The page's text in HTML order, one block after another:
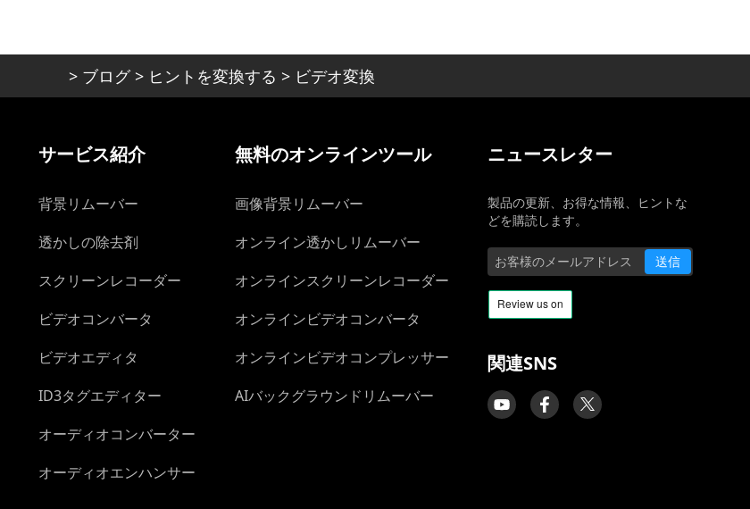
> ブログ> ヒントを変換する > ビデオ変換
サービス紹介
背景リムーバー
透かしの除去剤
スクリーンレコーダー
ビデオコンバータ
ビデオエディタ
ID3タグエディター
オーディオコンバーター
オーディオエンハンサー
無料のオンラインツール
画像背景リムーバー
オンライン透かしリムーバー
オンラインスクリーンレコーダー
オンラインビデオコンバータ
オンラインビデオコンプレッサー
AIバックグラウンドリムーバー
ニュースレター
製品の更新、お得な情報、ヒントな
どを購読します。
送信
関連SNS